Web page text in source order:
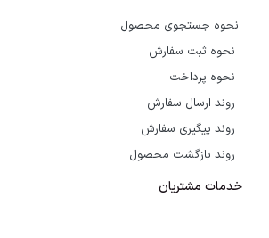
نحوه جستجوی محصول
نحوه ثبت سفارش
نحوه پرداخت
روند ارسال سفارش
روند پیگیری سفارش
روند بازگشت محصول
خدمات مشتریان